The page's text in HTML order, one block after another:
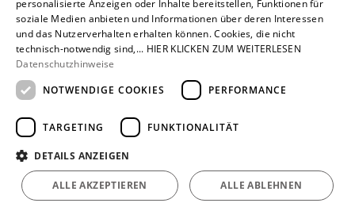
Um externe HTML-Inhalte anzuzeigen, benötigen wir
Ihre Einwilligung.
Datenschutzerklärung.
Cookie-Einstellungen öffnen
personalisierte Anzeigen oder Inhalte bereitstellen, Funktionen für
soziale Medien anbieten und Informationen über deren Interessen
und das Nutzerverhalten erhalten können. Cookies, die nicht
technisch-notwendig sind,... HIER KLICKEN ZUM WEITERLESEN
Datenschutzhinweise
NOTWENDIGE COOKIES
PERFORMANCE
TARGETING FUNKTIONALITÄT
DETAILS ANZEIGEN
ALLE AKZEPTIEREN ALLE ABLEHNEN